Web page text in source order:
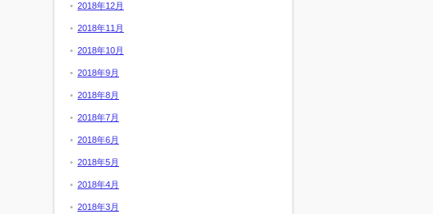
2018年12月
2018年11月
2018年10月
2018年9月
2018年8月
2018年7月
2018年6月
2018年5月
2018年4月
2018年3月